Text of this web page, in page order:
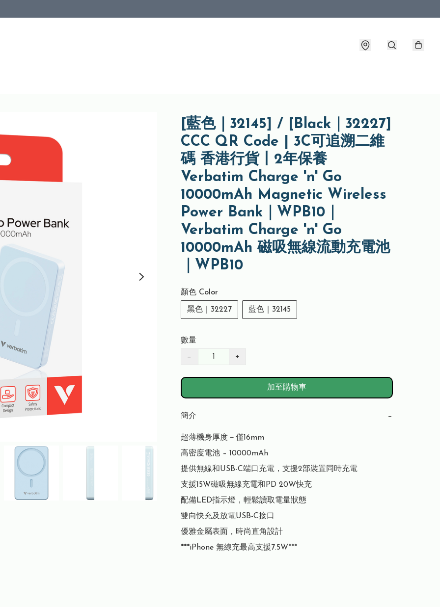
[藍色｜32145] / [Black｜32227]
CCC QR Code | 3C可追溯二維
碼 香港行貨丨2年保養
Verbatim Charge 'n' Go
10000mAh Magnetic Wireless
Power Bank｜WPB10｜
Verbatim Charge 'n' Go
10000mAh 磁吸無線流動充電池
｜WPB10
顏色 Color
黑色｜32227 藍色｜32145
數量
− +
加至購物車
簡介 −
超薄機身厚度－僅16mm
高密度電池 – 10000mAh
提供無線和USB-C端口充電，支援2部裝置同時充電
支援15W磁吸無線充電和PD 20W快充
配備LED指示燈，輕鬆讀取電量狀態
雙向快充及放電USB-C接口
優雅金屬表面，時尚直角設計
***iPhone 無線充最高支援7.5W***